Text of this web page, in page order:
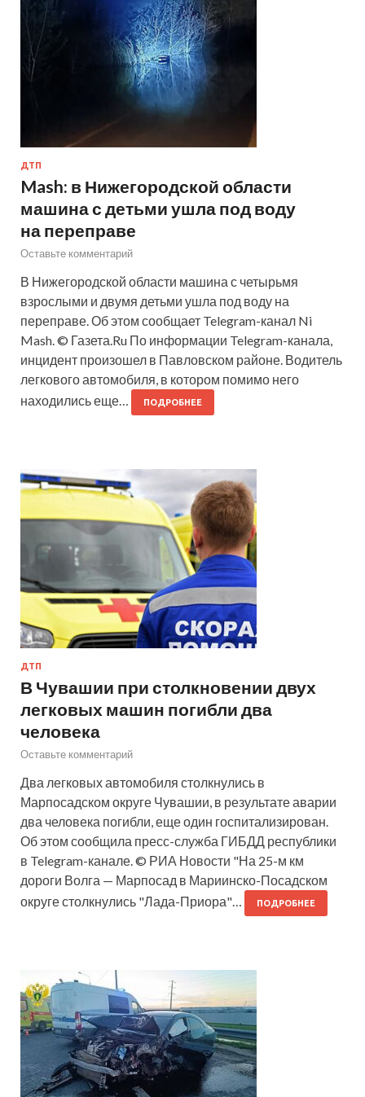
ДТП
Mash: в Нижегородской области
машина с детьми ушла под воду
на переправе
Оставьте комментарий
В Нижегородской области машина с четырьмя
взрослыми и двумя детьми ушла под воду на
переправе. Об этом сообщает Telegram-канал Ni
Mash. © Газета.Ru По информации Telegram-канала,
инцидент произошел в Павловском районе. Водитель
легкового автомобиля, в котором помимо него
находились еще…
ПОДРОБНЕЕ
ДТП
В Чувашии при столкновении двух
легковых машин погибли два
человека
Оставьте комментарий
Два легковых автомобиля столкнулись в
Марпосадском округе Чувашии, в результате аварии
два человека погибли, еще один госпитализирован.
Об этом сообщила пресс-служба ГИБДД республики
в Telegram-канале. © РИА Новости "На 25-м км
дороги Волга — Марпосад в Мариинско-Посадском
округе столкнулись "Лада-Приора"…
ПОДРОБНЕЕ